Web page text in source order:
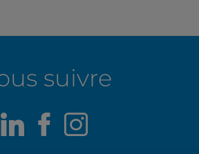
suivre
LinkedIn
Facebook
Instagram